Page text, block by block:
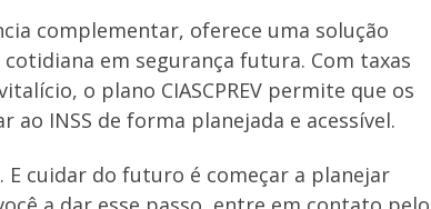
complementar, oferece uma solução
em segurança futura. Com taxas
o plano CIASCPREV permite que os
INSS de forma planejada e acessível.
cuidar do futuro é começar a planejar